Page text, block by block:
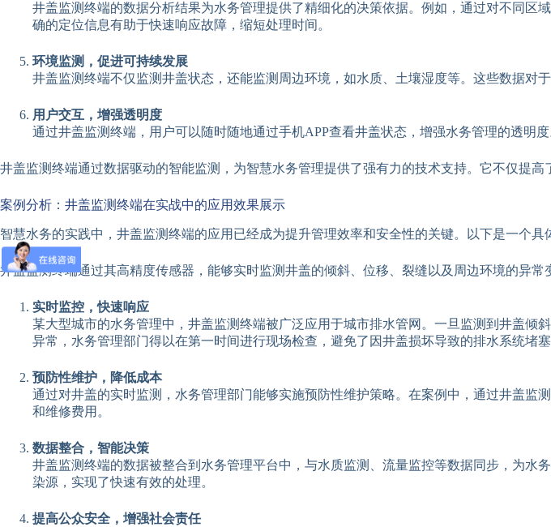
井盖监测终端的数据分析结果为水务管理提供了精细化的决策依据。例如，通过对不同
确的定位信息有助于快速响应故障，缩短处理时间。
环境监测，促进可持续发展
井盖监测终端不仅监测井盖状态，还能监测周边环境，如水质、土壤湿度等。这些数据对
用户交互，增强透明度
通过井盖监测终端，用户可以随时随地通过手机APP查看井盖状态，增强水务管理的透明
井盖监测终端通过数据驱动的智能监测，为智慧水务管理提供了强有力的技术支持。它不仅提
案例分析：井盖监测终端在实战中的应用效果展示
智慧水务的实践中，井盖监测终端的应用已经成为提升管理效率和安全性的关键。以下是一个具
井盖监测终端通过其高精度传感器，能够实时监测井盖的倾斜、位移、裂缝以及周边环境的异常
实时监控，快速响应
某大型城市的水务管理中，井盖监测终端被广泛应用于城市排水管网。一旦监测到井盖
异常，水务管理部门得以在第一时间进行现场检查，避免了因井盖损坏导致的排水系统堵塞
预防性维护，降低成本
通过对井盖的实时监测，水务管理部门能够实施预防性维护策略。在案例中，通过井盖
和维修费用。
数据整合，智能决策
井盖监测终端的数据被整合到水务管理平台中，与水质监测、流量监控等数据同步，为
染源，实现了快速有效的处理。
提高公众安全，增强社会责任